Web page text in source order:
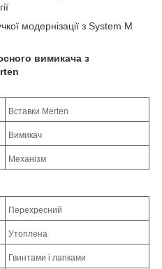
модернізації з System M
вимикача з
Вставки Merten
Вимикач
Механізм
Перехресний
Утоплена
Гвинтами і лапками